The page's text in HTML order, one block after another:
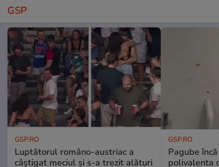
GSP
GSP.RO
Luptătorul româno-austriac a
câștigat meciul și s-a trezit alături
GSP.RO
Pagube
polivalenta